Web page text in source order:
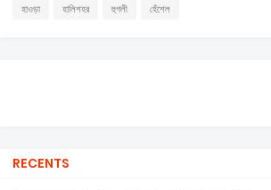
হাওড়া
হালিশহর হুগলী হেঁশেল
RECENTS